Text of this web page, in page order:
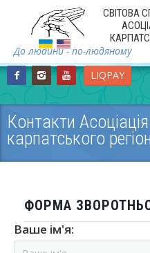
СВІТОВА
До людини - по-людяному
LIQPAY
Про нас
Новини
Контакти Асоціація
карпатського
ФОРМА
Ваше ім'я: